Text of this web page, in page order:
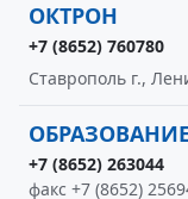
ОКТРОН
+7 (8652) 760780
Ставрополь г.,
+7 (8652) 263044
факс +7 (8652)